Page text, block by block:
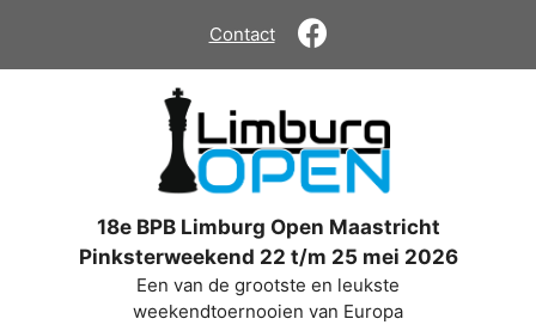
de
Contact
18e BPB Limburg Open Maastricht
Pinksterweekend 22 t/m 25 mei 2026
Een van de grootste en leukste
weekendtoernooien van Europa